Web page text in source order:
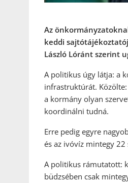
Az
keddi
László Lóránt szerint
A politikus úgy látja: a
infrastruktúrát.
a kormány olyan
koordinálni tudná.
Erre pedig egyre
és az ivóvíz mintegy
A politikus rámutatott:
büdzsében csak